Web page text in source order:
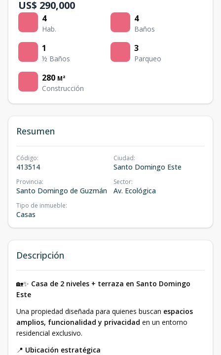
US$ 290,000
4
Hab.
4
Baños
1
½ Baños
3
Parqueo
280 M²
Construcción
Resumen
Código:
413514
Ciudad:
Santo Domingo Este
Provincia:
Santo Domingo de Guzmán
Sector:
Av. Ecológica
Tipo de inmueble:
Casas
Descripción
🏡✨ Casa de 2 niveles + terraza en Santo Domingo
Este
Una propiedad diseñada para quienes buscan espacios
amplios, funcionalidad y privacidad en un entorno
residencial exclusivo.
📍 Ubicación estratégica